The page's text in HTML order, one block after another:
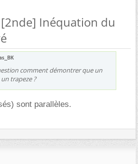
Inéquation du
comment démontrer que un
trapeze ?
sont parallèles.